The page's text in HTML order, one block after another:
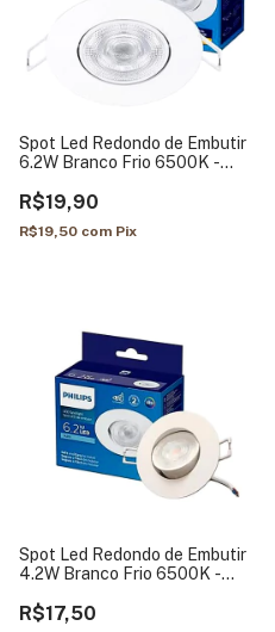
Spot Led Redondo de Embutir
6.2W Branco Frio 6500K -
R$19,90
R$19,50 com Pix
Spot Led Redondo de Embutir
4.2W Branco Frio 6500K -
R$17,50